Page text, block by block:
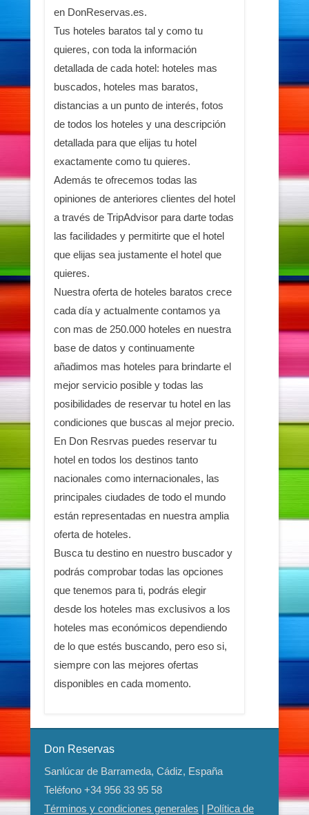
en DonReservas.es.
Tus hoteles baratos tal y como tu
quieres, con toda la información
detallada de cada hotel: hoteles mas
buscados, hoteles mas baratos,
distancias a un punto de interés, fotos
de todos los hoteles y una descripción
detallada para que elijas tu hotel
exactamente como tu quieres.
Además te ofrecemos todas las
opiniones de anteriores clientes del hotel
a través de TripAdvisor para darte todas
las facilidades y permitirte que el hotel
que elijas sea justamente el hotel que
quieres.
Nuestra oferta de hoteles baratos crece
cada día y actualmente contamos ya
con mas de 250.000 hoteles en nuestra
base de datos y continuamente
añadimos mas hoteles para brindarte el
mejor servicio posible y todas las
posibilidades de reservar tu hotel en las
condiciones que buscas al mejor precio.
En Don Resrvas puedes reservar tu
hotel en todos los destinos tanto
nacionales como internacionales, las
principales ciudades de todo el mundo
están representadas en nuestra amplia
oferta de hoteles.
Busca tu destino en nuestro buscador y
podrás comprobar todas las opciones
que tenemos para ti, podrás elegir
desde los hoteles mas exclusivos a los
hoteles mas económicos dependiendo
de lo que estés buscando, pero eso si,
siempre con las mejores ofertas
disponibles en cada momento.
Don Reservas
Sanlúcar de Barrameda, Cádiz, España
Teléfono +34 956 33 95 58
Términos y condiciones generales | Política de